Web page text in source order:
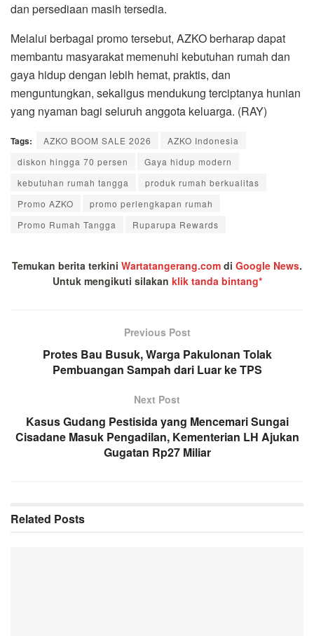
dan persediaan masih tersedia.
Melalui berbagai promo tersebut, AZKO berharap dapat
membantu masyarakat memenuhi kebutuhan rumah dan
gaya hidup dengan lebih hemat, praktis, dan
menguntungkan, sekaligus mendukung terciptanya hunian
yang nyaman bagi seluruh anggota keluarga. (RAY)
Tags: AZKO BOOM SALE 2026
AZKO Indonesia
diskon hingga 70 persen
Gaya hidup modern
kebutuhan rumah tangga
produk rumah berkualitas
Promo AZKO
promo perlengkapan rumah
Promo Rumah Tangga
Ruparupa Rewards
Temukan berita terkini Wartatangerang.com di Google News.
Untuk mengikuti silakan klik tanda bintang*
Previous Post
Protes Bau Busuk, Warga Pakulonan Tolak
Pembuangan Sampah dari Luar ke TPS
Next Post
Kasus Gudang Pestisida yang Mencemari Sungai
Cisadane Masuk Pengadilan, Kementerian LH Ajukan
Gugatan Rp27 Miliar
Related Posts